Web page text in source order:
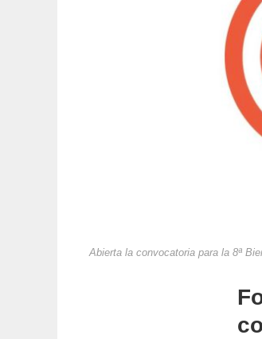
Abierta la convocatoria para la 8ª